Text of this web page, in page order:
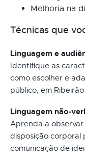
Melhoria na
Técnicas que
Linguagem e
Identifique as
como escolher e
público, em
Linguagem não-
Aprenda a
disposição corporal
comunicação de